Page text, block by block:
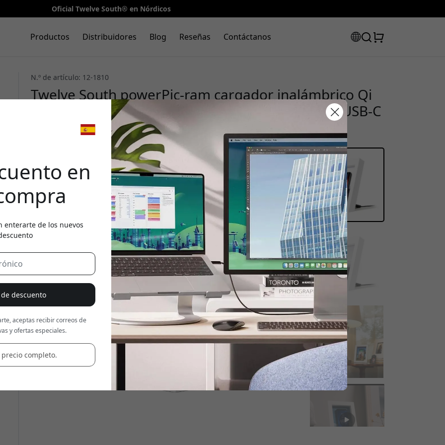
Oficial Twelve South® en Nórdicos
Productos Distribuidores Blog Reseñas Contáctanos
N.º de artículo: 12-1810
Twelve South powerPic-ram cargador inalámbrico Qi
en marco de fotos con Quick Charge 3.0 y cable USB-C
para teléfono - Blanco
en
enterarte de los nuevos
descuento
aceptas recibir correos de
y ofertas especiales.
completo.
🎉 Tu código de
descuento:
Usa este código en la caja para obtener 20% de descuento.